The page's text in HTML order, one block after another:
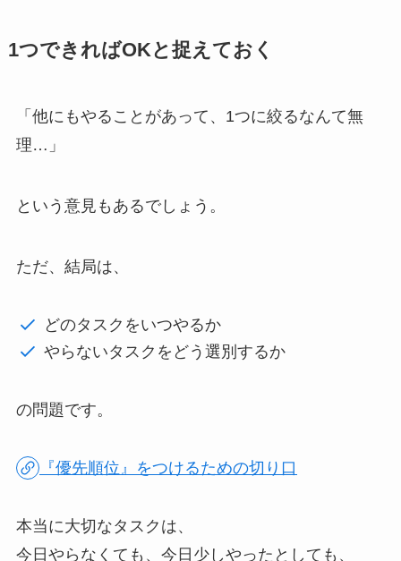
1つできればOKと捉えておく
「他にもやることがあって、1つに絞るなんて無
理…」
という意見もあるでしょう。
ただ、結局は、
どのタスクをいつやるか
やらないタスクをどう選別するか
の問題です。
『優先順位』をつけるための切り口
本当に大切なタスクは、
今日やらなくても、今日少しやったとしても、